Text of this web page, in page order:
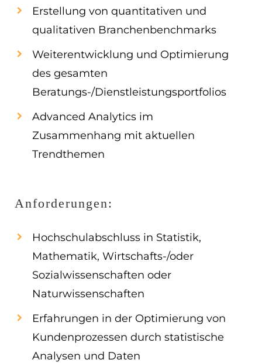
Erstellung von quantitativen und
qualitativen Branchenbenchmarks
Weiterentwicklung und Optimierung
des gesamten
Beratungs-/Dienstleistungsportfolios
Advanced Analytics im
Zusammenhang mit aktuellen
Trendthemen
Anforderungen:
Hochschulabschluss in Statistik,
Mathematik, Wirtschafts-/oder
Sozialwissenschaften oder
Naturwissenschaften
Erfahrungen in der Optimierung von
Kundenprozessen durch statistische
Analysen und Daten